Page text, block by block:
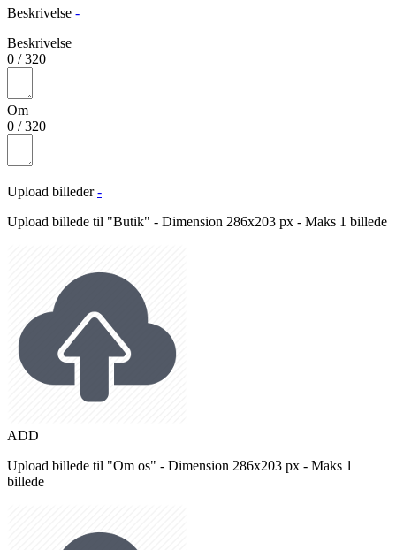
Beskrivelse -
Beskrivelse
0 /320
Om
0 /320
Upload billeder -
Upload billede til "Butik" - Dimension 286x203 px - Maks 1 billede
ADD
Upload billede til "Om os" - Dimension 286x203 px - Maks 1
billede